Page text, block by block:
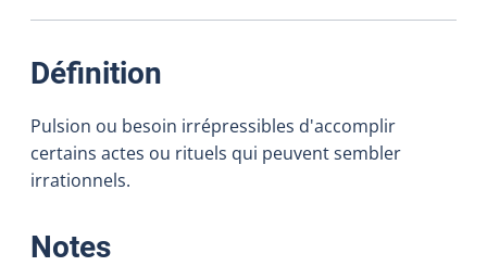
Définition
Pulsion ou besoin irrépressibles d'accomplir
certains actes ou rituels qui peuvent sembler
irrationnels.
Notes: